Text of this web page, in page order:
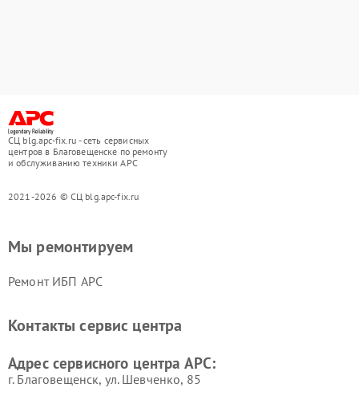
СЦ blg.apc-fix.ru - сеть сервисных
центров в Благовещенске по ремонту
и обслуживанию техники APC
2021-2026 © СЦ blg.apc-fix.ru
Мы ремонтируем
Ремонт ИБП APC
Контакты сервис центра
Адрес сервисного центра APC:
г. Благовещенск, ул. Шевченко, 85